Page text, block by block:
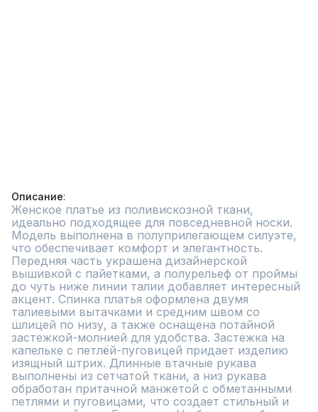
Описание
Женское платье из поливискозной ткани,
идеально подходящее для повседневной носки.
Модель выполнена в полуприлегающем силуэте,
что обеспечивает комфорт и элегантность.
Передняя часть украшена дизайнерской
вышивкой с пайетками, а полурельеф от проймы
до чуть ниже линии талии добавляет интересный
акцент. Спинка платья оформлена двумя
талиевыми вытачками и средним швом со
шлицей по низу, а также оснащена потайной
застежкой-молнией для удобства. Застежка на
капельке с петлёй-пуговицей придает изделию
изящный штрих. Длинные втачные рукава
выполнены из сетчатой ткани, а низ рукава
обработан притачной манжетой с обметанными
петлями и пуговицами, что создает стильный и